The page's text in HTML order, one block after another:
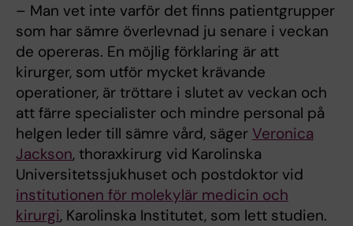
– Man vet inte varför det finns patientgrupper
som har sämre överlevnad ju senare i veckan
de opereras. En möjlig förklaring är att
kirurger, som utför mycket krävande
operationer, är tröttare i slutet av veckan och
att färre specialister och mindre personal på
helgen leder till sämre vård, säger Veronica
Jackson, thoraxkirurg vid Karolinska
Universitetssjukhuset och postdoktor vid
institutionen för molekylär medicin och
kirurgi, Karolinska Institutet, som lett studien.